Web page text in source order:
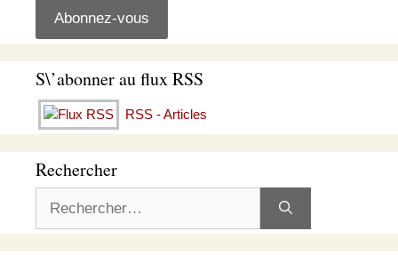
S\’abonner au flux RSS
RSS - Articles
Rechercher